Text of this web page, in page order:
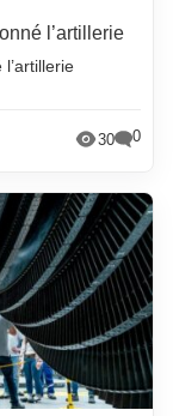
l’artillerie
30 0